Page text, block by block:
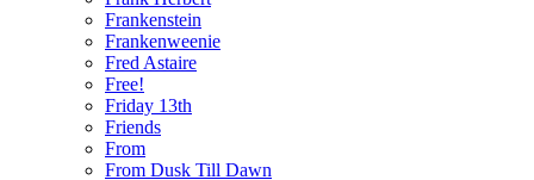
Frankenstein
Frankenweenie
Fred Astaire
Free!
Friday 13th
Friends
From
From Dusk Till Dawn